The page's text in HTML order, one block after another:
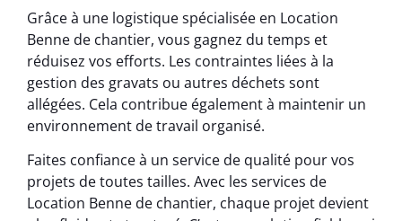
Grâce à une logistique spécialisée en Location
Benne de chantier, vous gagnez du temps et
réduisez vos efforts. Les contraintes liées à la
gestion des gravats ou autres déchets sont
allégées. Cela contribue également à maintenir un
environnement de travail organisé.
Faites confiance à un service de qualité pour vos
projets de toutes tailles. Avec les services de
Location Benne de chantier, chaque projet devient